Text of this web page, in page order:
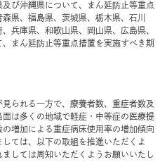
び沖縄県について、まん延防止等重点
県、福島県、茨城県、栃木県、石川
兵庫県、和歌山県、岡山県、広島県、
まん延防止等重点措置を実施すべき期
られる一方で、療養者数、重症者数及
は多くの地域で軽症・中等症の医療提
増加による重症病床使用率の増加傾向
ては、以下の取組を推進いただくよ
しては周知いただくようお願いいたし